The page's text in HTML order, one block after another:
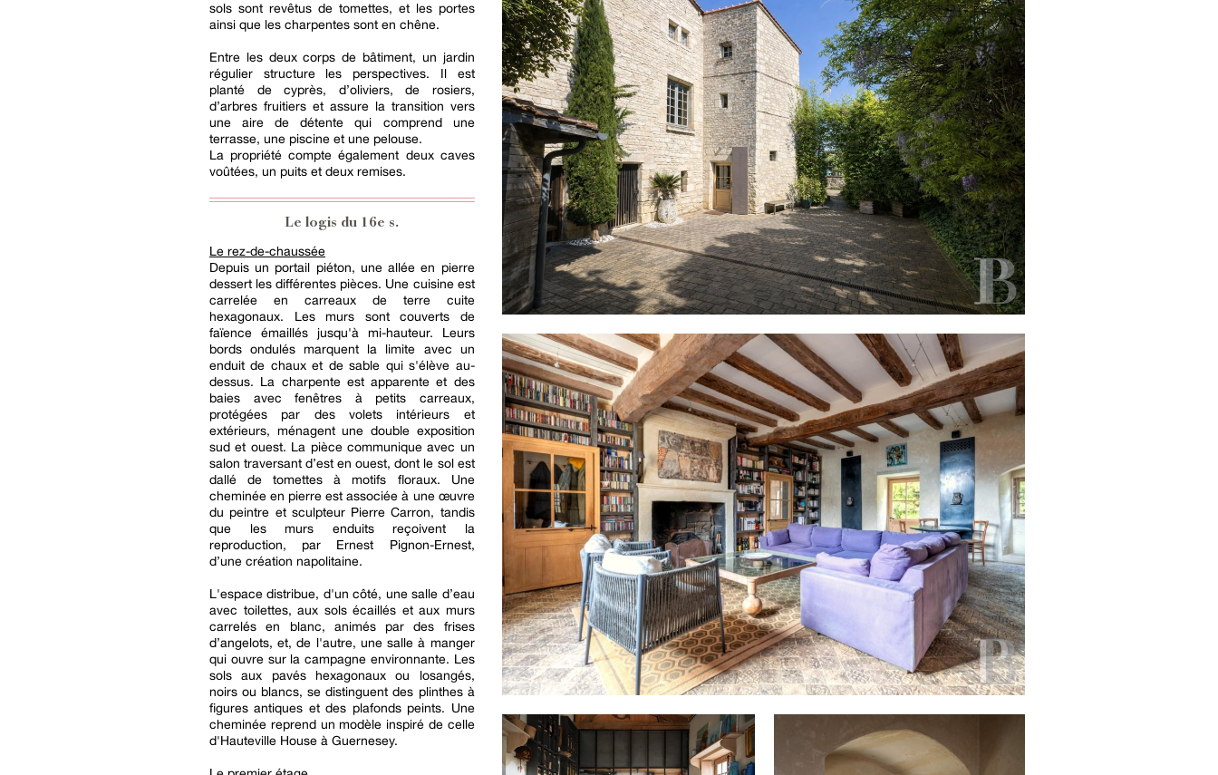
sols sont revêtus de tomettes, et les portes
ainsi que les charpentes sont en chêne.
Entre les deux corps de bâtiment, un jardin
régulier structure les perspectives. Il est
planté de cyprès, d’oliviers, de rosiers,
d’arbres fruitiers et assure la transition vers
une aire de détente qui comprend une
terrasse, une piscine et une pelouse.
La propriété compte également deux caves
voûtées, un puits et deux remises.
Le logis du 16e s.
Le rez-de-chaussée
Depuis un portail piéton, une allée en pierre
dessert les différentes pièces. Une cuisine est
carrelée en carreaux de terre cuite
hexagonaux. Les murs sont couverts de
faïence émaillés jusqu'à mi-hauteur. Leurs
bords ondulés marquent la limite avec un
enduit de chaux et de sable qui s'élève au-
dessus. La charpente est apparente et des
baies avec fenêtres à petits carreaux,
protégées par des volets intérieurs et
extérieurs, ménagent une double exposition
sud et ouest. La pièce communique avec un
salon traversant d’est en ouest, dont le sol est
dallé de tomettes à motifs floraux. Une
cheminée en pierre est associée à une œuvre
du peintre et sculpteur Pierre Carron, tandis
que les murs enduits reçoivent la
reproduction, par Ernest Pignon-Ernest,
d’une création napolitaine.
L'espace distribue, d'un côté, une salle d’eau
avec toilettes, aux sols écaillés et aux murs
carrelés en blanc, animés par des frises
d’angelots, et, de l'autre, une salle à manger
qui ouvre sur la campagne environnante. Les
sols aux pavés hexagonaux ou losangés,
noirs ou blancs, se distinguent des plinthes à
figures antiques et des plafonds peints. Une
cheminée reprend un modèle inspiré de celle
d'Hauteville House à Guernesey.